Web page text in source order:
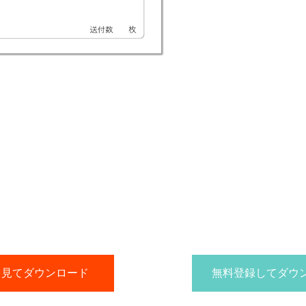
てダウンロード 無料登録してダウ